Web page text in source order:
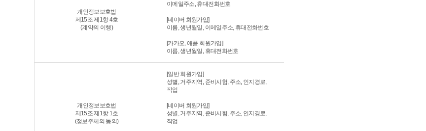
개인정보보호법
제15조 제1항 4호
(계약의 이행)
이메일주소, 휴대전화번호
[네이버 회원가입]
이름, 생년월일, 이메일주소, 휴대전화번호
[카카오, 애플 회원가입]
이름, 생년월일, 휴대전화번호
개인정보보호법
제15조 제1항 1호
(정보주체의 동의)
[일반 회원가입]
성별, 거주지역, 준비시험, 주소, 인지경로,
직업
[네이버 회원가입]
성별, 거주지역, 준비시험, 주소, 인지경로,
직업